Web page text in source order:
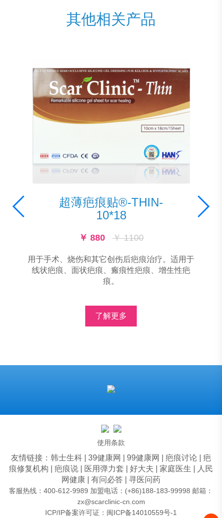
其他相关产品
超薄疤痕贴®-THIN-
10*18
￥ 880 ￥ 1100
用于手术、烧伤和其它创伤后疤痕治疗。适用于
线状疤痕、面状疤痕、瘢痕性疤痕、增生性疤
痕。
了解更多
使用条款
友情链接： 韩士生科 39健康网 99健康网 疤痕讨论
疤
痕修复机构
疤痕说 医用弹力套 好大夫 家庭医生
人民
网健康
有问必答 寻医问药
客服热线：400-612-9989 加盟电话：(+86)188-183-99998 邮箱：
zx@scarclinic-cn.com
ICP/IP备案许可证： 闽ICP备14010559号-1